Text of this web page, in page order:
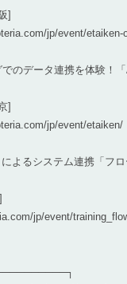
]
jp/event/etaiken-
のデータ連携を体験！
]
jp/event/etaiken/
よるシステム連携「フ
jp/event/